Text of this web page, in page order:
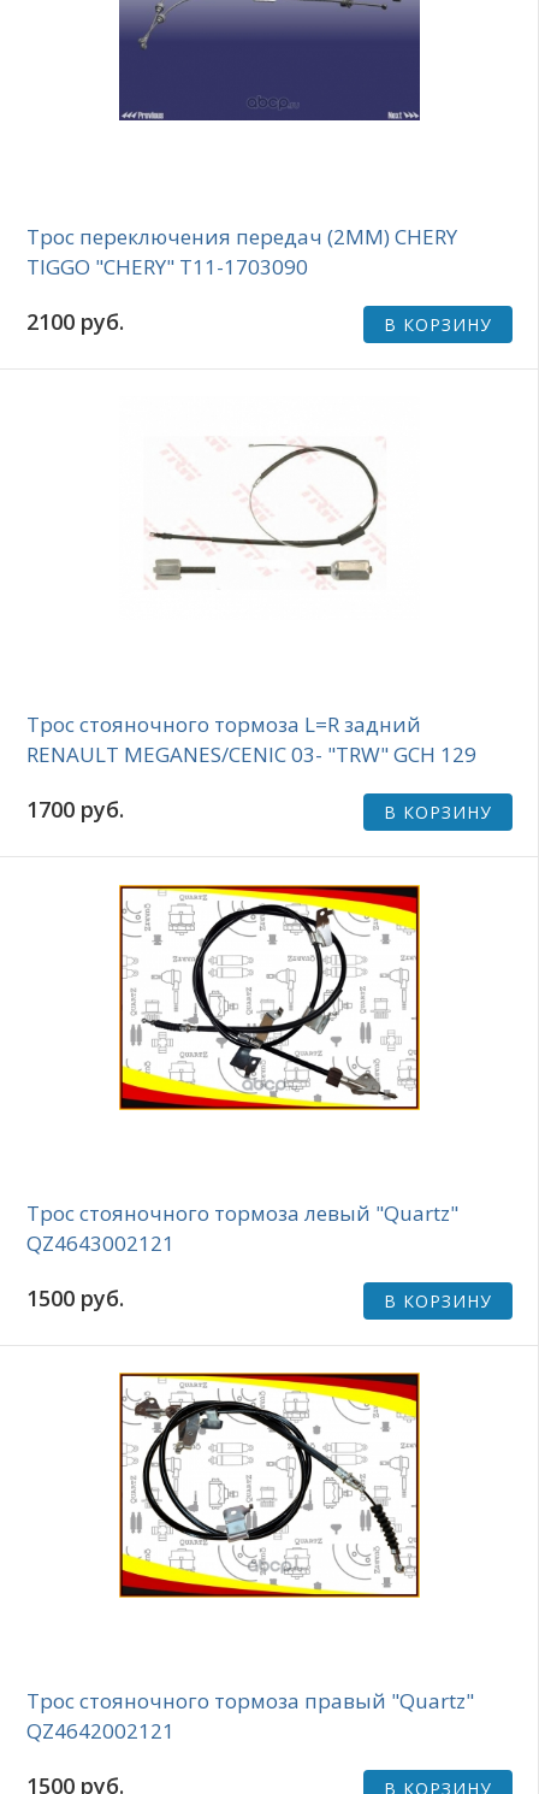
Трос переключения передач (2ММ) CHERY
TIGGO "CHERY" T11-1703090
2100 руб. В КОРЗИНУ
Трос стояночного тормоза L=R задний
RENAULT MEGANES/CENIC 03- "TRW" GCH 129
1700 руб. В КОРЗИНУ
Трос стояночного тормоза левый "Quartz"
QZ4643002121
1500 руб. В КОРЗИНУ
Трос стояночного тормоза правый "Quartz"
QZ4642002121
1500 руб. В КОРЗИНУ